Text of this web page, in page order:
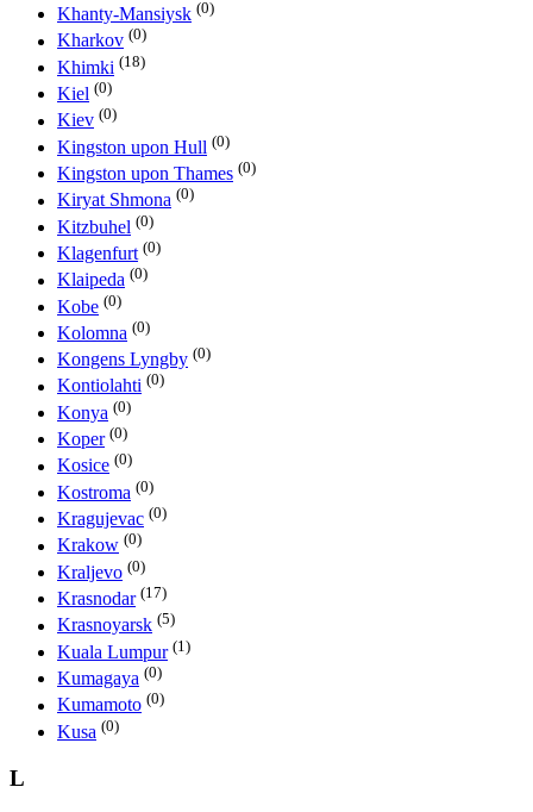
Khanty-Mansiysk (0)
Kharkov (0)
Khimki (18)
Kiel (0)
Kiev (0)
Kingston upon Hull (0)
Kingston upon Thames (0)
Kiryat Shmona (0)
Kitzbuhel (0)
Klagenfurt (0)
Klaipeda (0)
Kobe (0)
Kolomna (0)
Kongens Lyngby (0)
Kontiolahti (0)
Konya (0)
Koper (0)
Kosice (0)
Kostroma (0)
Kragujevac (0)
Krakow (0)
Kraljevo (0)
Krasnodar (17)
Krasnoyarsk (5)
Kuala Lumpur (1)
Kumagaya (0)
Kumamoto (0)
Kusa (0)
L